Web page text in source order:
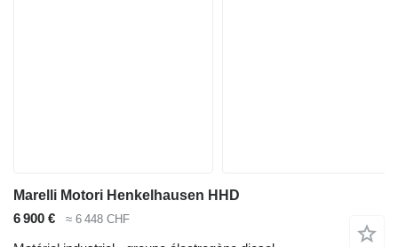
Marelli Motori Henkelhausen HHD
6 900 €
≈ 6 448 CHF